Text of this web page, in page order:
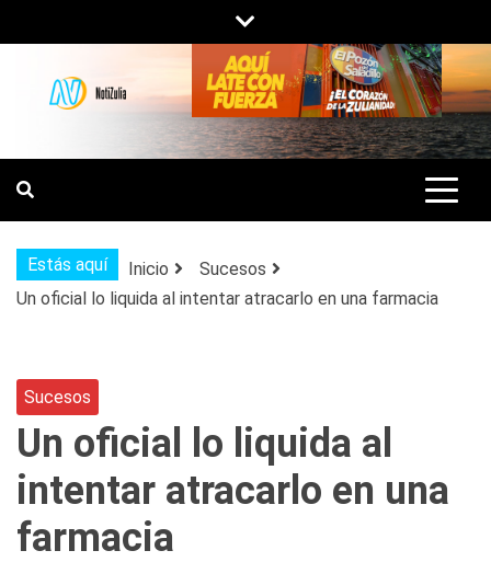
al
contenido
NOTIZULIA
NOTICIAS DEL ZULIA, VENEZUELA Y
DE INTERÉS GENERAL.
Estás aquí Inicio
Sucesos
Un oficial lo liquida al intentar atracarlo en una farmacia
Sucesos
Un oficial lo liquida al
intentar atracarlo en una
farmacia